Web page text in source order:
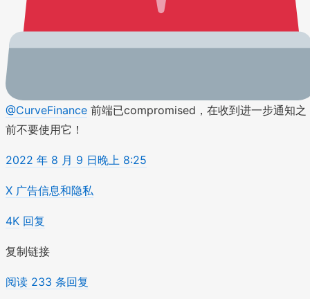
@CurveFinance 前端已compromised，在收到进一步通知之
前不要使用它！
2022 年 8 月 9 日晚上 8:25
X 广告信息和隐私
4K 回复
复制链接
阅读 233 条回复